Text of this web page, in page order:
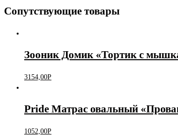
Сопутствующие товары
Зооник Домик «Тортик с
3154,00Р
Pride Матрас овальный
1052,00Р